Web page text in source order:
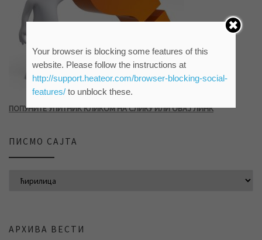
ПОПУНИТЕ УПИТНИК КЛИКОМ НА СЛИКУ ИЛИ ОВАЈ ЛИНК
ПИСМО САЈТА
АРХИВА ВЕСТИ
Your browser is blocking some features of this
website. Please follow the instructions at
http://support.heateor.com/browser-blocking-social-
features/to unblock these.